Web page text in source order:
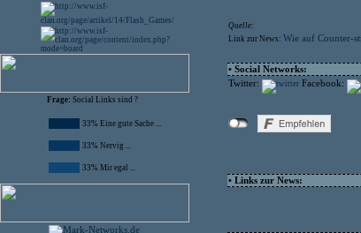
Frage: Social Links sind ?
33% Eine gute Sache ...
33% Nervig ...
33% Mir egal ...
Quelle:
Link zur News: Wie auf Counter-
• Social Networks:
Twitter:
Facebook:
• Links zur News: